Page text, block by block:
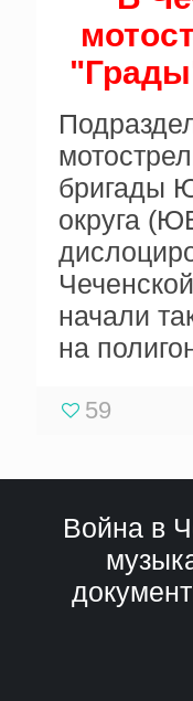
бригады
округа
начали
на
59
Война в